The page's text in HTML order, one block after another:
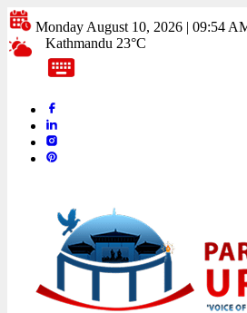
Monday August 10, 2026 | 09:54
Kathmandu 23°C